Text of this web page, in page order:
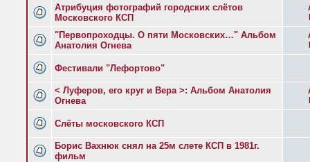
Атрибуция фотографий городских слётов
Московского КСП
"Первопроходцы. О пяти Московских…" Альбом
Анатолия Огнева
Фестивали "Лефортово"
< Луферов, его круг и Вера >: Альбом Анатолия
Огнева
Слёты московского КСП
Борис Вахнюк снял на 25м слете КСП в 1981г.
фильм